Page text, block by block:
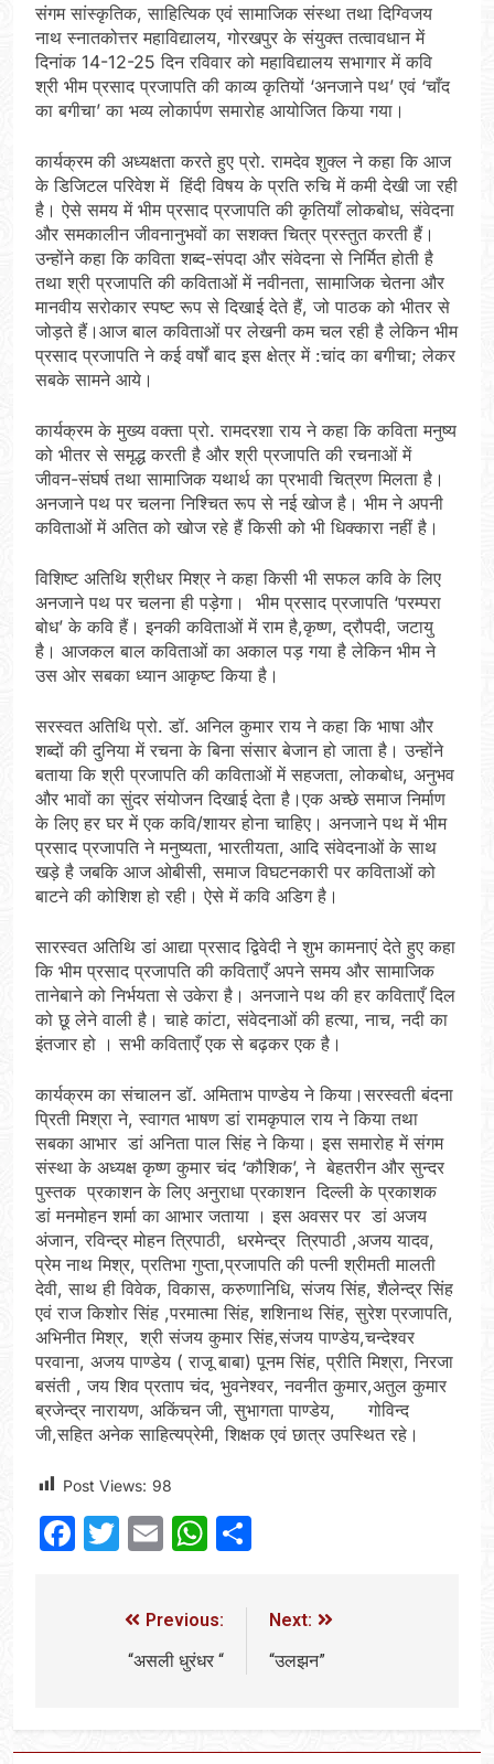
संगम सांस्कृतिक, साहित्यिक एवं सामाजिक संस्था तथा दिग्विजय
नाथ स्नातकोत्तर महाविद्यालय, गोरखपुर के संयुक्त तत्वावधान में
दिनांक 14-12-25 दिन रविवार को महाविद्यालय सभागार में कवि
श्री भीम प्रसाद प्रजापति की काव्य कृतियों ‘अनजाने पथ’ एवं ‘चाँद
का बगीचा’ का भव्य लोकार्पण समारोह आयोजित किया गया।
कार्यक्रम की अध्यक्षता करते हुए प्रो. रामदेव शुक्ल ने कहा कि आज
के डिजिटल परिवेश में हिंदी विषय के प्रति रुचि में कमी देखी जा रही
है। ऐसे समय में भीम प्रसाद प्रजापति की कृतियाँ लोकबोध, संवेदना
और समकालीन जीवनानुभवों का सशक्त चित्र प्रस्तुत करती हैं।
उन्होंने कहा कि कविता शब्द-संपदा और संवेदना से निर्मित होती है
तथा श्री प्रजापति की कविताओं में नवीनता, सामाजिक चेतना और
मानवीय सरोकार स्पष्ट रूप से दिखाई देते हैं, जो पाठक को भीतर से
जोड़ते हैं।आज बाल कविताओं पर लेखनी कम चल रही है लेकिन भीम
प्रसाद प्रजापति ने कई वर्षों बाद इस क्षेत्र में :चांद का बगीचा; लेकर
सबके सामने आये।
कार्यक्रम के मुख्य वक्ता प्रो. रामदरशा राय ने कहा कि कविता मनुष्य
को भीतर से समृद्ध करती है और श्री प्रजापति की रचनाओं में
जीवन-संघर्ष तथा सामाजिक यथार्थ का प्रभावी चित्रण मिलता है।
अनजाने पथ पर चलना निश्चित रूप से नई खोज है। भीम ने अपनी
कविताओं में अतित को खोज रहे हैं किसी को भी धिक्कारा नहीं है।
विशिष्ट अतिथि श्रीधर मिश्र ने कहा किसी भी सफल कवि के लिए
अनजाने पथ पर चलना ही पड़ेगा। भीम प्रसाद प्रजापति ‘परम्परा
बोध’ के कवि हैं। इनकी कविताओं में राम है,कृष्ण, द्रौपदी, जटायु
है। आजकल बाल कविताओं का अकाल पड़ गया है लेकिन भीम ने
उस ओर सबका ध्यान आकृष्ट किया है।
सरस्वत अतिथि प्रो. डॉ. अनिल कुमार राय ने कहा कि भाषा और
शब्दों की दुनिया में रचना के बिना संसार बेजान हो जाता है। उन्होंने
बताया कि श्री प्रजापति की कविताओं में सहजता, लोकबोध, अनुभव
और भावों का सुंदर संयोजन दिखाई देता है।एक अच्छे समाज निर्माण
के लिए हर घर में एक कवि/शायर होना चाहिए। अनजाने पथ में भीम
प्रसाद प्रजापति ने मनुष्यता, भारतीयता, आदि संवेदनाओं के साथ
खड़े है जबकि आज ओबीसी, समाज विघटनकारी पर कविताओं को
बाटने की कोशिश हो रही। ऐसे में कवि अडिग है।
सारस्वत अतिथि डां आद्या प्रसाद द्विवेदी ने शुभ कामनाएं देते हुए कहा
कि भीम प्रसाद प्रजापति की कविताएँ अपने समय और सामाजिक
तानेबाने को निर्भयता से उकेरा है। अनजाने पथ की हर कविताएँ दिल
को छू लेने वाली है। चाहे कांटा, संवेदनाओं की हत्या, नाच, नदी का
इंतजार हो । सभी कविताएँ एक से बढ़कर एक है।
कार्यक्रम का संचालन डॉ. अमिताभ पाण्डेय ने किया।सरस्वती बंदना
प्रिती मिश्रा ने, स्वागत भाषण डां रामकृपाल राय ने किया तथा
सबका आभार डां अनिता पाल सिंह ने किया। इस समारोह में संगम
संस्था के अध्यक्ष कृष्ण कुमार चंद ‘कौशिक’, ने बेहतरीन और सुन्दर
पुस्तक प्रकाशन के लिए अनुराधा प्रकाशन दिल्ली के प्रकाशक
डां मनमोहन शर्मा का आभार जताया । इस अवसर पर डां अजय
अंजान, रविन्द्र मोहन त्रिपाठी, धरमेन्द्र त्रिपाठी ,अजय यादव,
प्रेम नाथ मिश्र, प्रतिभा गुप्ता,प्रजापति की पत्नी श्रीमती मालती
देवी, साथ ही विवेक, विकास, करुणानिधि, संजय सिंह, शैलेन्द्र सिंह
एवं राज किशोर सिंह ,परमात्मा सिंह, शशिनाथ सिंह, सुरेश प्रजापति,
अभिनीत मिश्र, श्री संजय कुमार सिंह,संजय पाण्डेय,चन्देश्वर
परवाना, अजय पाण्डेय ( राजू बाबा) पूनम सिंह, प्रीति मिश्रा, निरजा
बसंती , जय शिव प्रताप चंद, भुवनेश्वर, नवनीत कुमार,अतुल कुमार
ब्रजेन्द्र नारायण, अकिंचन जी, सुभागता पाण्डेय, गोविन्द
जी,सहित अनेक साहित्यप्रेमी, शिक्षक एवं छात्र उपस्थित रहे।
Post Views: 98
Facebook
Twitter
EmailWhatsApp
Previous:
“असली धुरंधर “
Next:
“उलझन”